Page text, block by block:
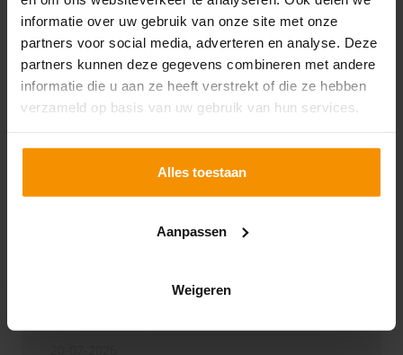
informatie over uw gebruik van onze site met onze
partners voor social media, adverteren en analyse. Deze
partners kunnen deze gegevens combineren met andere
informatie die u aan ze heeft verstrekt of die ze hebben
verzameld op basis van uw gebruik van hun services.
Alles toestaan
Aanpassen
Weigeren
van platformwerkers